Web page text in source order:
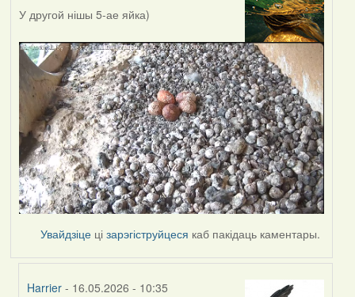
У другой нішы 5-ае яйка)
Увайдзіце цізарэгіструйцеся каб пакідаць каментары.
Harrier - 16.05.2026 - 10:35